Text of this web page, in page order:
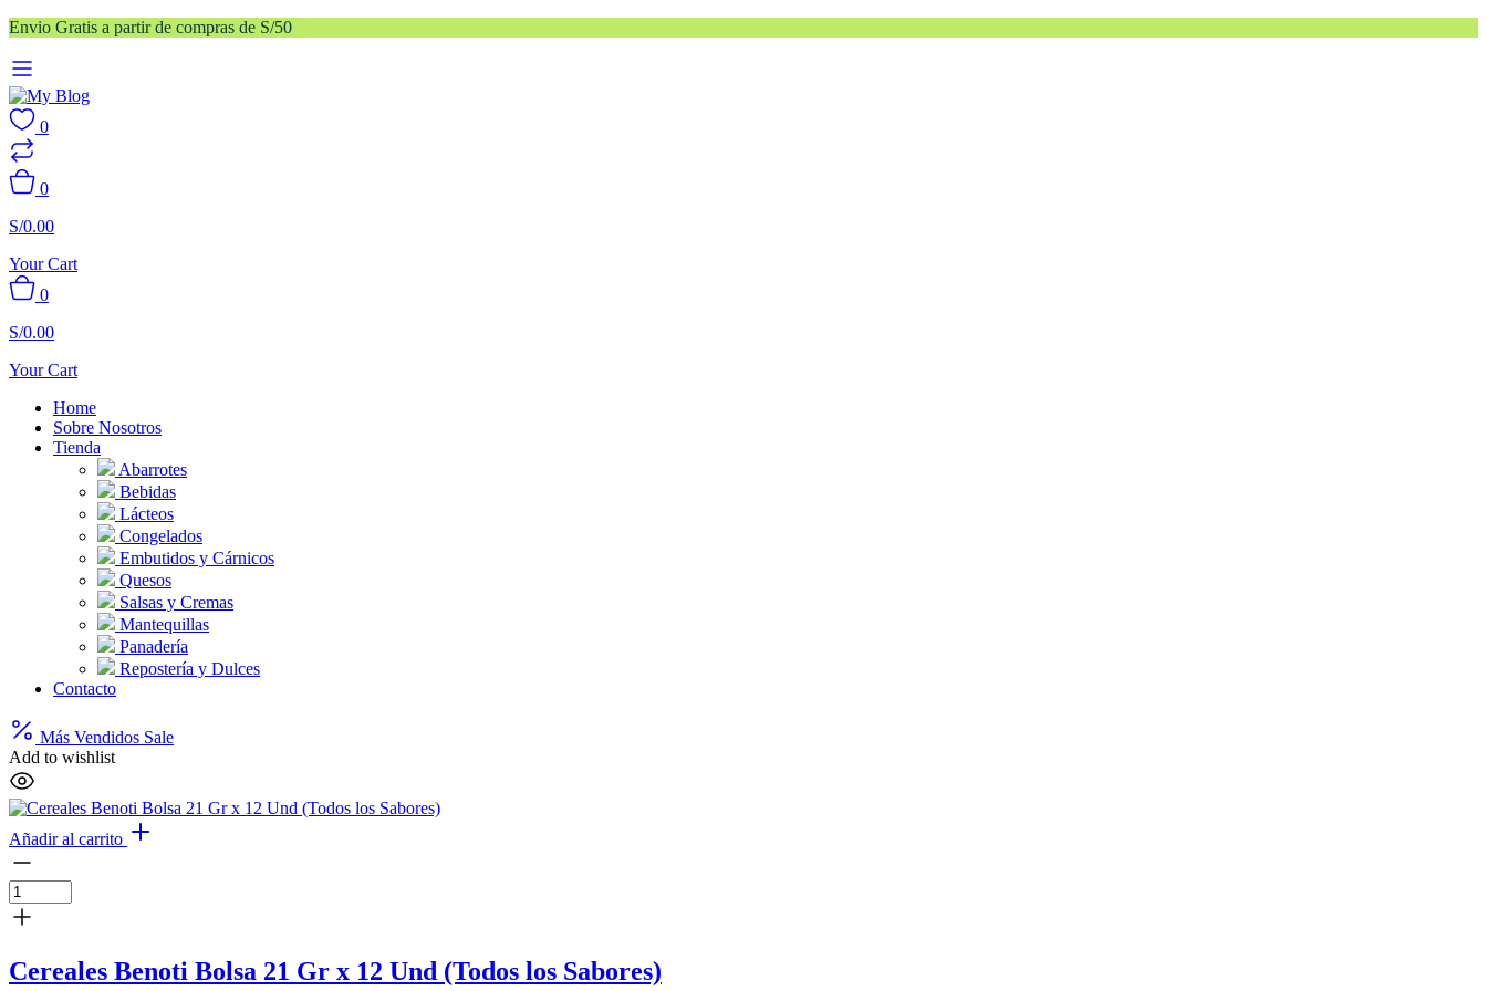
Envio Gratis a partir de compras de S/50
0
0
S/0.00
Your Cart
0
S/0.00
Your Cart
Home
Sobre Nosotros
Tienda
Abarrotes
Bebidas
Lácteos
Congelados
Embutidos y Cárnicos
Quesos
Salsas y Cremas
Mantequillas
Panadería
Repostería y Dulces
Contacto
Más Vendidos Sale
Add to wishlist
Añadir al carrito
Cereales Benoti Bolsa 21 Gr x 12 Und (Todos los Sabores)